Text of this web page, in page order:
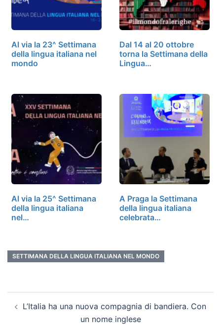
Al via la 23^ Settimana
della lingua italiana nel
mondo
Dal 14 al 20 ottobre
torna la Settimana della
Lingua…
Al via la 25^ Settimana
della lingua italiana
nel…
A Praga la Settimana
della lingua italiana
celebrata…
SETTIMANA DELLA LINGUA ITALIANA NEL MONDO
L’Italia ha una nuova compagnia di bandiera. Con
un nome inglese